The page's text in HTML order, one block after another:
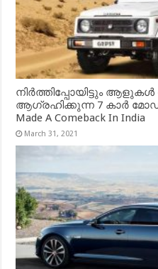
നിർത്തിപ്പോയിട്ടും
ആഗ്രഹിക്കുന്ന 7 കാർ
Made A Comeback In India
March 31, 2021